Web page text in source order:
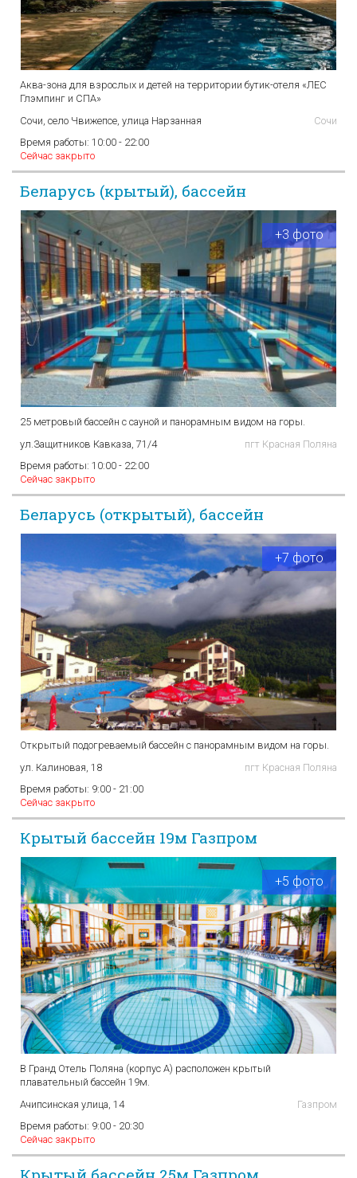
Аква-зона для взрослых и детей на территории бутик-отеля «ЛЕС
Глэмпинг и СПА»
Сочи, село Чвижепсе, улица Нарзанная
Сочи
Время работы: 10:00 - 22:00
Сейчас закрыто
Беларусь (крытый), бассейн
+3 фото
25 метровый бассейн с сауной и панорамным видом на горы.
ул.Защитников Кавказа, 71/4
пгт Красная Поляна
Время работы: 10:00 - 22:00
Сейчас закрыто
Беларусь (открытый), бассейн
+7 фото
Открытый подогреваемый бассейн с панорамным видом на горы.
ул. Калиновая, 18
пгт Красная Поляна
Время работы: 9:00 - 21:00
Сейчас закрыто
Крытый бассейн 19м Газпром
+5 фото
В Гранд Отель Поляна (корпус А) расположен крытый
плавательный бассейн 19м.
Ачипсинская улица, 14
Газпром
Время работы: 9:00 - 20:30
Сейчас закрыто